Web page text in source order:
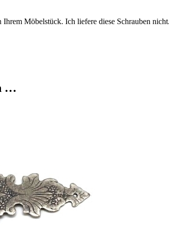
Möbelstück. Ich liefere diese Schrauben nicht.
…